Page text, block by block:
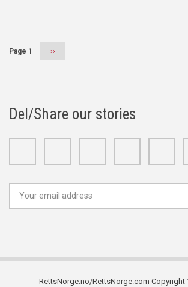
Page 1
Next
››
Del/Share our stories
RettsNorge.no/RettsNorge.com Copyright